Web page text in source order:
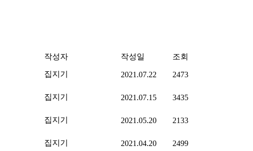
작성자 작성일 조회
집지기 2021.07.22 2473
집지기 2021.07.15 3435
집지기 2021.05.20 2133
집지기 2021.04.20 2499